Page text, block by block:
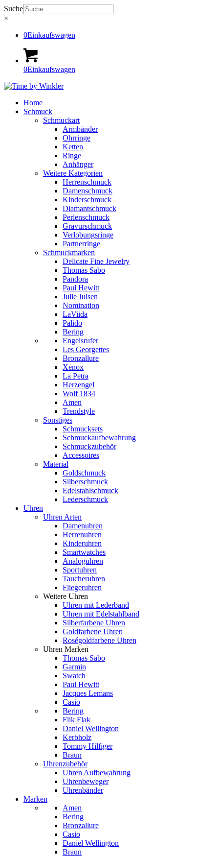
Suche
×
0Einkaufswagen
0Einkaufswagen
Home
Schmuck
Schmuckart
Armbänder
Ohrringe
Ketten
Ringe
Anhänger
Weitere Kategorien
Herrenschmuck
Damenschmuck
Kinderschmuck
Diamantschmuck
Perlenschmuck
Gravurschmuck
Verlobungsringe
Partnerringe
Schmuckmarken
Delicate Fine Jewelry
Thomas Sabo
Pandora
Paul Hewitt
Julie Julsen
Nomination
LaViida
Palido
Bering
Engelsrufer
Les Georgettes
Bronzallure
Xenox
La Petra
Herzengel
Wolf 1834
Amen
Trendstyle
Sonstiges
Schmucksets
Schmuckaufbewahrung
Schmuckzubehör
Accessoires
Material
Goldschmuck
Silberschmuck
Edelstahlschmuck
Lederschmuck
Uhren
Uhren Arten
Damenuhren
Herrenuhren
Kinderuhren
Smartwatches
Analoguhren
Sportuhren
Taucheruhren
Fliegeruhren
Weitere Uhren
Uhren mit Lederband
Uhren mit Edelstahlband
Silberfarbene Uhren
Goldfarbene Uhren
Roségoldfarbene Uhren
Uhren Marken
Thomas Sabo
Garmin
Swatch
Paul Hewitt
Jacques Lemans
Casio
Bering
Flik Flak
Daniel Wellington
Kerbholz
Tommy Hilfiger
Braun
Uhrenzubehör
Uhren Aufbewahrung
Uhrenbeweger
Uhrenbänder
Marken
Amen
Bering
Bronzallure
Casio
Daniel Wellington
Braun